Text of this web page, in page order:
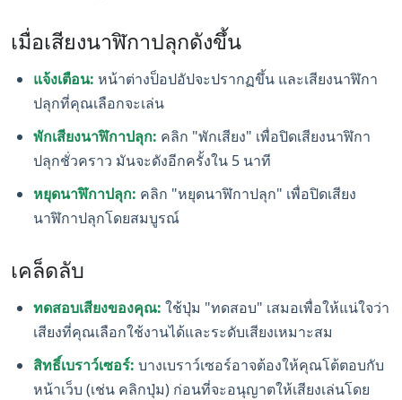
เมื่อเสียงนาฬิกาปลุกดังขึ้น
แจ้งเตือน: หน้าต่างป็อปอัปจะปรากฏขึ้น และเสียงนาฬิกา
ปลุกที่คุณเลือกจะเล่น
พักเสียงนาฬิกาปลุก: คลิก "พักเสียง" เพื่อปิดเสียงนาฬิกา
ปลุกชั่วคราว มันจะดังอีกครั้งใน 5 นาที
หยุดนาฬิกาปลุก: คลิก "หยุดนาฬิกาปลุก" เพื่อปิดเสียง
นาฬิกาปลุกโดยสมบูรณ์
เคล็ดลับ
ทดสอบเสียงของคุณ: ใช้ปุ่ม "ทดสอบ" เสมอเพื่อให้แน่ใจว่า
เสียงที่คุณเลือกใช้งานได้และระดับเสียงเหมาะสม
สิทธิ์เบราว์เซอร์: บางเบราว์เซอร์อาจต้องให้คุณโต้ตอบกับ
หน้าเว็บ (เช่น คลิกปุ่ม) ก่อนที่จะอนุญาตให้เสียงเล่นโดย